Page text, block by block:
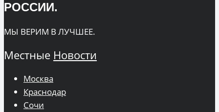
РОССИИ.
МЫ ВЕРИМ В ЛУЧШЕЕ.
Местные Новости
Москва
Краснодар
Сочи